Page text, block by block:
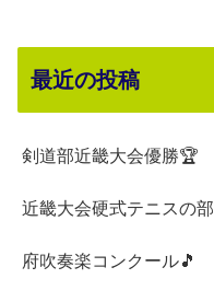
最近の投稿
剣道部近畿大会優勝🏆
近畿大会硬式テニスの部
府吹奏楽コンクール🎵